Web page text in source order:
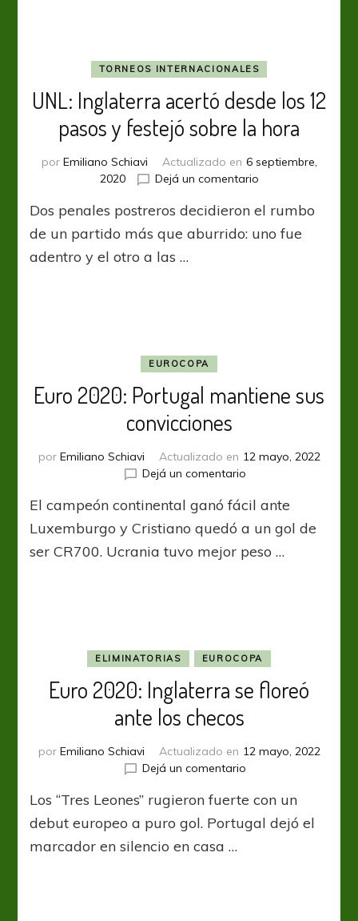
España
TORNEOS INTERNACIONALES
UNL: Inglaterra acertó desde los 12
pasos y festejó sobre la hora
por Emiliano Schiavi Actualizado en 6 septiembre,
2020
Dejá un comentarioen
Inglaterra
acertó
Dos penales postreros decidieron el rumbo
de un partido más que aburrido: uno fue
adentro y el otro a las …
EUROCOPA
Euro 2020: Portugal mantiene sus
convicciones
por Emiliano Schiavi Actualizado en 12 mayo, 2022
Dejá un comentarioen
2020:
Portugal
mantiene
sus
El campeón continental ganó fácil ante
Luxemburgo y Cristiano quedó a un gol de
ser CR700. Ucrania tuvo mejor peso …
ELIMINATORIAS EUROCOPA
Euro 2020: Inglaterra se floreó
ante los checos
por Emiliano Schiavi Actualizado en 12 mayo, 2022
Dejá un comentarioen
2020:
Inglaterra
se
Los “Tres Leones” rugieron fuerte con un
debut europeo a puro gol. Portugal dejó el
marcador en silencio en casa …